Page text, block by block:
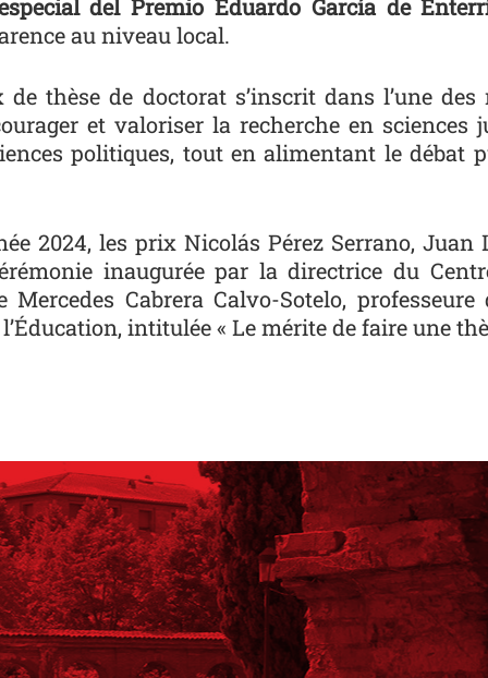
del Premio Eduardo García de
au niveau local.
thèse de doctorat s’inscrit dans l’une
et valoriser la recherche en
politiques, tout en alimentant le débat
2024, les prix Nicolás Pérez Serrano,
inaugurée par la directrice du
Cabrera Calvo-Sotelo,
intitulée « Le mérite de faire une